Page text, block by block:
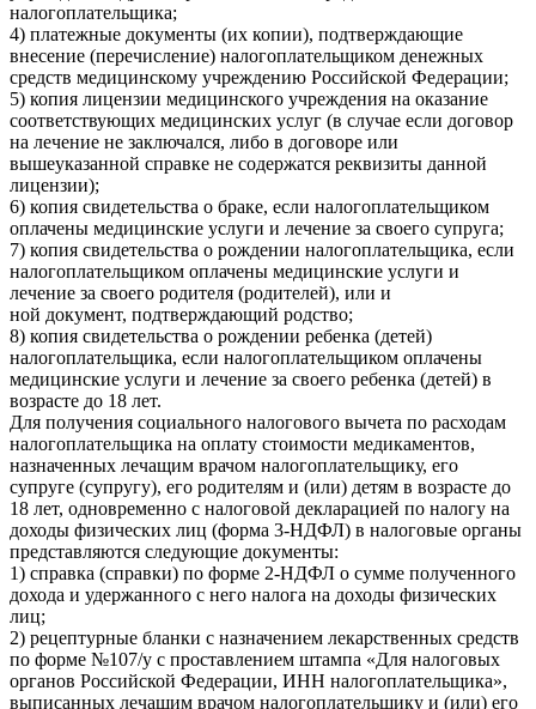
налогоплательщика;
4) платежные документы (их копии), подтверждающие
внесение (перечисление) налогоплательщиком денежных
средств медицинскому учреждению Российской Федерации;
5) копия лицензии медицинского учреждения на оказание
соответствующих медицинских услуг (в случае если договор
на лечение не заключался, либо в договоре или
вышеуказанной справке не содержатся реквизиты данной
лицензии);
6) копия свидетельства о браке, если налогоплательщиком
оплачены медицинские услуги и лечение за своего супруга;
7) копия свидетельства о рождении налогоплательщика, если
налогоплательщиком оплачены медицинские услуги и
лечение за своего родителя (родителей), или и
ной документ, подтверждающий родство;
8) копия свидетельства о рождении ребенка (детей)
налогоплательщика, если налогоплательщиком оплачены
медицинские услуги и лечение за своего ребенка (детей) в
возрасте до 18 лет.
Для получения социального налогового вычета по расходам
налогоплательщика на оплату стоимости медикаментов,
назначенных лечащим врачом налогоплательщику, его
супруге (супругу), его родителям и (или) детям в возрасте до
18 лет, одновременно с налоговой декларацией по налогу на
доходы физических лиц (форма 3-НДФЛ) в налоговые органы
представляются следующие документы:
1) справка (справки) по форме 2-НДФЛ о сумме полученного
дохода и удержанного с него налога на доходы физических
лиц;
2) рецептурные бланки с назначением лекарственных средств
по форме №107/у с проставлением штампа «Для налоговых
органов Российской Федерации, ИНН налогоплательщика»,
выписанных лечащим врачом налогоплательщику и (или) его